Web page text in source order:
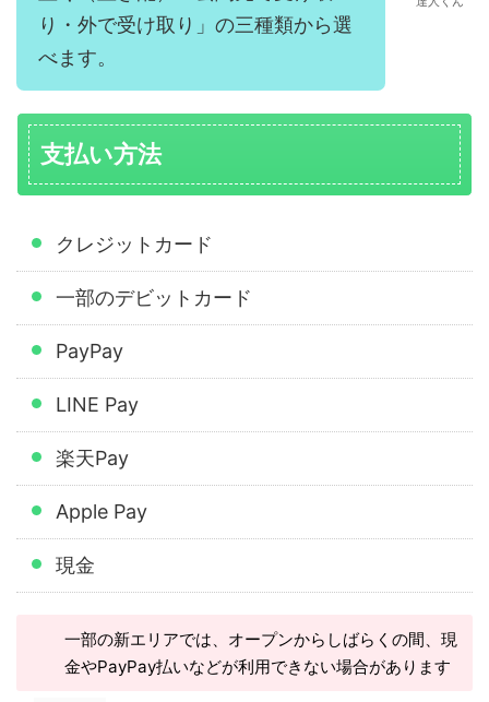
り・外で受け取り」の三種類から選
べます。
支払い方法
クレジットカード
一部のデビットカード
PayPay
LINE Pay
楽天Pay
Apple Pay
現金
一部の新エリアでは、オープンからしばらくの間、現
金やPayPay払いなどが利用できない場合があります